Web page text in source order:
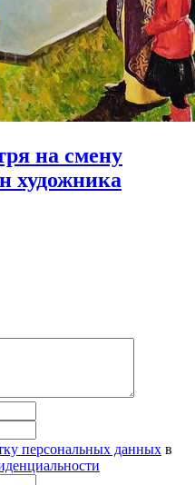
на смену
художника
персональных данных в